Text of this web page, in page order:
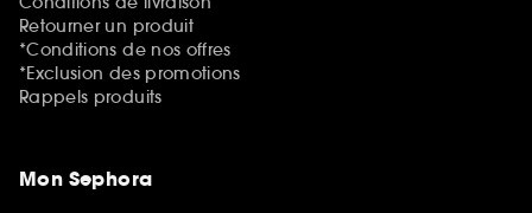
Retourner un produit
*Conditions de nos offres
*Exclusion des promotions
Rappels produits
Mon Sephora